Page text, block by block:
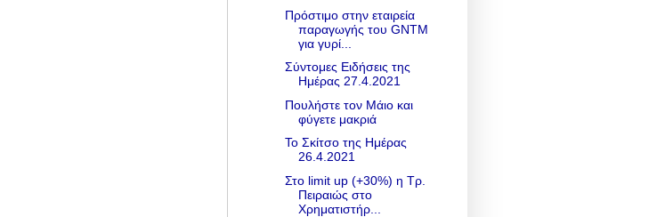
Πρόστιμο στην εταιρεία
παραγωγής του GNTM
για γυρί...
Σύντομες Ειδήσεις της
Ημέρας 27.4.2021
Πουλήστε τον Μάιο και
φύγετε μακριά
Το Σκίτσο της Ημέρας
26.4.2021
Στο limit up (+30%) η Τρ.
Πειραιώς στο
Χρηματιστήρ...